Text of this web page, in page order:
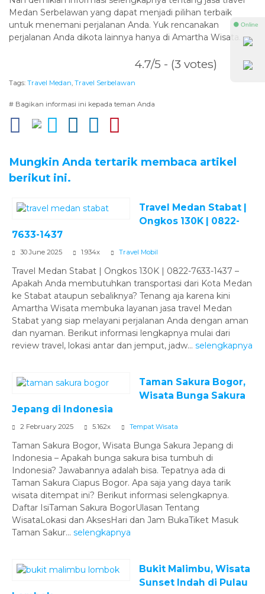
Medan Serbelawan yang dapat menjadi pilihan terbaik
untuk menemani perjalanan Anda. Yuk rencanakan
perjalanan Anda dikota lainnya hanya di Amartha Wisata.
4.7/5 - (3 votes)
Tags: Travel Medan Travel Serbelawan
# Bagikan informasi ini kepada teman Anda
Mungkin Anda tertarik membaca artikel
berikut ini.
Travel Medan Stabat |
Ongkos 130K | 0822-
7633-1437
30 June 2025 1.934x Travel Mobil
Travel Medan Stabat | Ongkos 130K | 0822-7633-1437 –
Apakah Anda membutuhkan transportasi dari Kota Medan
ke Stabat ataupun sebaliknya? Tenang aja karena kini
Amartha Wisata membuka layanan jasa travel Medan
Stabat yang siap melayani perjalanan Anda dengan aman
dan nyaman. Berikut informasi lengkapnya mulai dari
review travel, lokasi antar dan jemput, jadw... selengkapnya
Taman Sakura Bogor,
Wisata Bunga Sakura
Jepang di Indonesia
2 February 2025 5.162x Tempat Wisata
Taman Sakura Bogor, Wisata Bunga Sakura Jepang di
Indonesia – Apakah bunga sakura bisa tumbuh di
Indonesia? Jawabannya adalah bisa. Tepatnya ada di
Taman Sakura Ciapus Bogor. Apa saja yang daya tarik
wisata ditempat ini? Berikut informasi selengkapnya.
Daftar IsiTaman Sakura BogorUlasan Tentang
WisataLokasi dan AksesHari dan Jam BukaTiket Masuk
Taman Sakur... selengkapnya
Bukit Malimbu, Wisata
Sunset Indah di Pulau
⚫ Online